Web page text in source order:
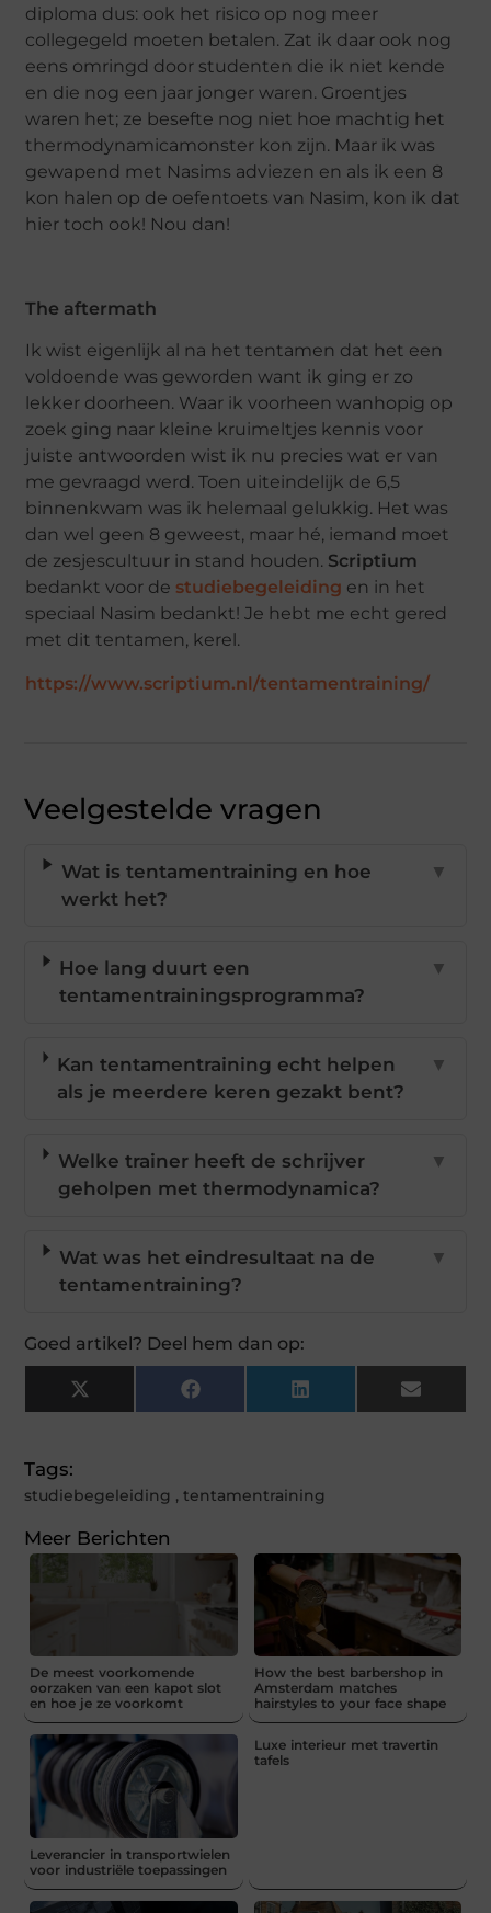
diploma dus: ook het risico op nog meer
collegegeld moeten betalen. Zat ik daar ook nog
eens omringd door studenten die ik niet kende
en die nog een jaar jonger waren. Groentjes
waren het; ze besefte nog niet hoe machtig het
thermodynamicamonster kon zijn. Maar ik was
gewapend met Nasims adviezen en als ik een 8
kon halen op de oefentoets van Nasim, kon ik dat
hier toch ook! Nou dan!
The aftermath
Ik wist eigenlijk al na het tentamen dat het een
voldoende was geworden want ik ging er zo
lekker doorheen. Waar ik voorheen wanhopig op
zoek ging naar kleine kruimeltjes kennis voor
juiste antwoorden wist ik nu precies wat er van
me gevraagd werd. Toen uiteindelijk de 6,5
binnenkwam was ik helemaal gelukkig. Het was
dan wel geen 8 geweest, maar hé, iemand moet
de zesjescultuur in stand houden. Scriptium
bedankt voor de studiebegeleiding en in het
speciaal Nasim bedankt! Je hebt me echt gered
met dit tentamen, kerel.
https://www.scriptium.nl/tentamentraining/
Veelgestelde vragen
Wat is tentamentraining en hoe
werkt het?
▼
Hoe lang duurt een
tentamentrainingsprogramma?
▼
Kan tentamentraining echt helpen
als je meerdere keren gezakt bent?
▼
Welke trainer heeft de schrijver
geholpen met thermodynamica?
▼
Wat was het eindresultaat na de
tentamentraining?
▼
Goed artikel? Deel hem dan op:
X
(Twitter)
Facebook LinkedIn Email
Tags:
studiebegeleiding ,tentamentraining
Meer Berichten
De meest voorkomende
oorzaken van een kapot slot
en hoe je ze voorkomt
How the best barbershop in
Amsterdam matches
hairstyles to your face shape
Leverancier in transportwielen
voor industriële toepassingen
Luxe interieur met travertin
tafels